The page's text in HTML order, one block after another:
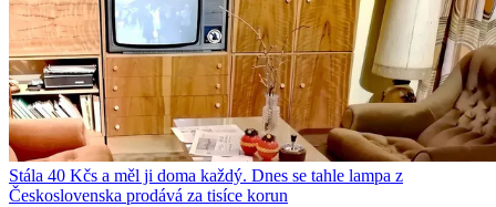
Stála 40 Kčs a měl ji doma každý. Dnes se tahle lampa z
Československa prodává za tisíce korun